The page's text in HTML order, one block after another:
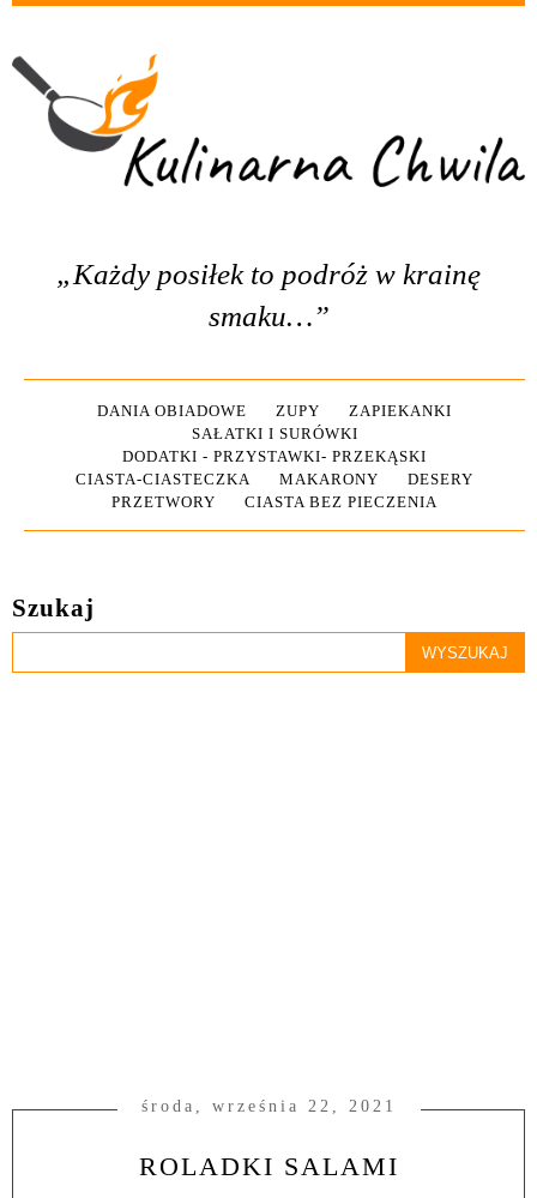
„Każdy posiłek to podróż w krainę
smaku…”
DANIA OBIADOWE ZUPY
ZAPIEKANKI
SAŁATKI I SURÓWKI
DODATKI - PRZYSTAWKI- PRZEKĄSKI
CIASTA-CIASTECZKA
MAKARONY
DESERY
PRZETWORY
CIASTA BEZ PIECZENIA
Szukaj
środa, września 22, 2021
ROLADKI SALAMI